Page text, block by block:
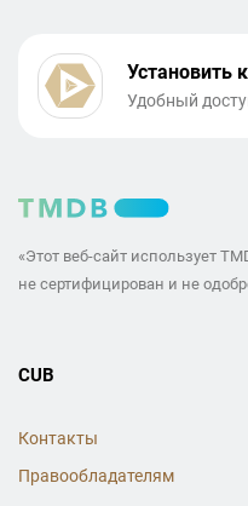
Установить
Удобный
«Этот веб-сайт использует
не сертифицирован и не
CUB
Контакты
Правообладателям